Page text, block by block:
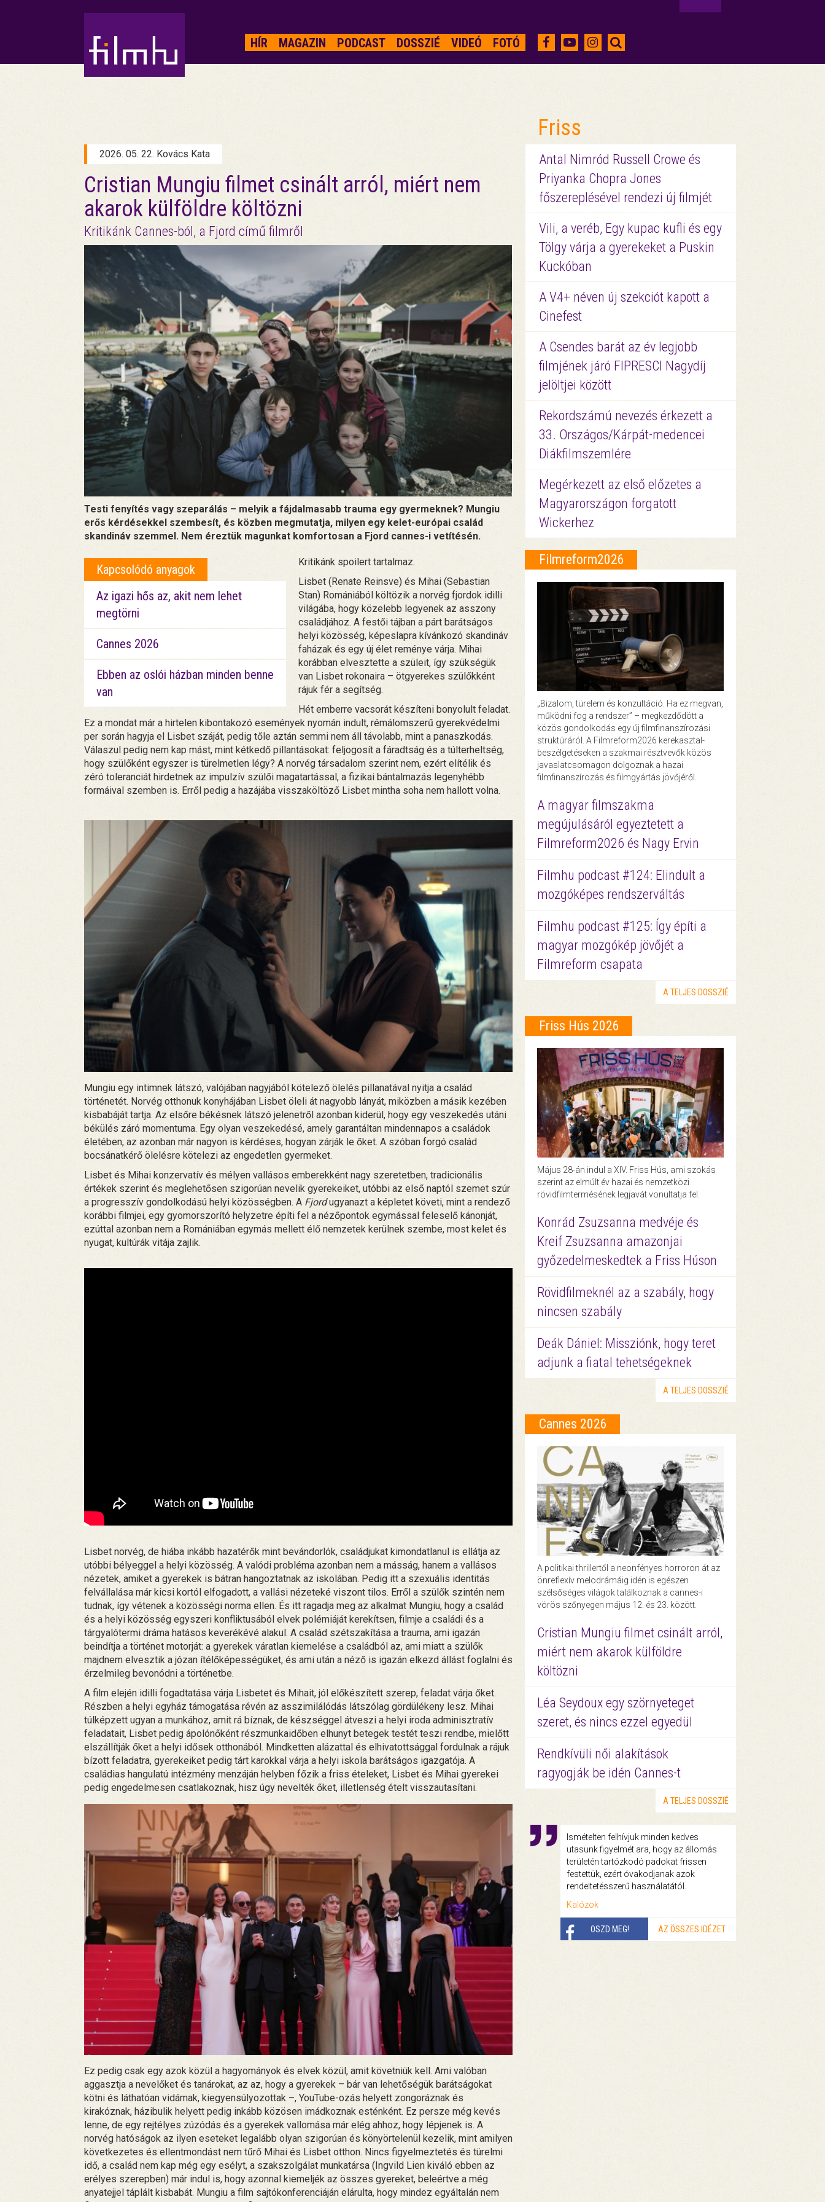
HÍR MAGAZIN PODCAST DOSSZIÉ VIDEÓ FOTÓ
2026. 05. 22. Kovács Kata
Cristian Mungiu filmet csinált arról, miért nem
akarok külföldre költözni
Kritikánk Cannes-ból, a Fjord című filmről
Testi fenyítés vagy szeparálás – melyik a fájdalmasabb trauma egy gyermeknek? Mungiu
erős kérdésekkel szembesít, és közben megmutatja, milyen egy kelet-európai család
skandináv szemmel. Nem éreztük magunkat komfortosan a Fjord cannes-i vetítésén.
Kapcsolódó anyagok
Az igazi hős az, akit nem lehet
megtörni
Cannes 2026
Ebben az oslói házban minden benne
van
Kritikánk spoilert tartalmaz.
Lisbet (Renate Reinsve) és Mihai (Sebastian
Stan) Romániából költözik a norvég fjordok idilli
világába, hogy közelebb legyenek az asszony
családjához. A festői tájban a párt barátságos
helyi közösség, képeslapra kívánkozó skandináv
faházak és egy új élet reménye várja. Mihai
korábban elvesztette a szüleit, így szükségük
van Lisbet rokonaira – ötgyerekes szülőkként
rájuk fér a segítség.
Hét emberre vacsorát készíteni bonyolult feladat.
Ez a mondat már a hirtelen kibontakozó események nyomán indult, rémálomszerű gyerekvédelmi
per során hagyja el Lisbet száját, pedig tőle aztán semmi nem áll távolabb, mint a panaszkodás.
Válaszul pedig nem kap mást, mint kétkedő pillantásokat: feljogosít a fáradtság és a túlterheltség,
hogy szülőként egyszer is türelmetlen légy? A norvég társadalom szerint nem, ezért elítélik és
zéró toleranciát hirdetnek az impulzív szülői magatartással, a fizikai bántalmazás legenyhébb
formáival szemben is. Erről pedig a hazájába visszaköltöző Lisbet mintha soha nem hallott volna.
Mungiu egy intimnek látszó, valójában nagyjából kötelező ölelés pillanatával nyitja a család
történetét. Norvég otthonuk konyhájában Lisbet öleli át nagyobb lányát, miközben a másik kezében
kisbabáját tartja. Az elsőre békésnek látszó jelenetről azonban kiderül, hogy egy veszekedés utáni
békülés záró momentuma. Egy olyan veszekedésé, amely garantáltan mindennapos a családok
életében, az azonban már nagyon is kérdéses, hogyan zárják le őket. A szóban forgó család
bocsánatkérő ölelésre kötelezi az engedetlen gyermeket.
Lisbet és Mihai konzervatív és mélyen vallásos emberekként nagy szeretetben, tradicionális
értékek szerint és meglehetősen szigorúan nevelik gyerekeiket, utóbbi az első naptól szemet szúr
a progresszív gondolkodású helyi közösségben. A Fjordugyanazt a képletet követi, mint a rendező
korábbi filmjei, egy gyomorszorító helyzetre építi fel a nézőpontok egymással feleselő kánonját,
ezúttal azonban nem a Romániában egymás mellett élő nemzetek kerülnek szembe, most kelet és
nyugat, kultúrák vitája zajlik.
Lisbet norvég, de hiába inkább hazatérők mint bevándorlók, családjukat kimondatlanul is ellátja az
utóbbi bélyeggel a helyi közösség. A valódi probléma azonban nem a másság, hanem a vallásos
nézetek, amiket a gyerekek is bátran hangoztatnak az iskolában. Pedig itt a szexuális identitás
felvállalása már kicsi kortól elfogadott, a vallási nézeteké viszont tilos. Erről a szülők szintén nem
tudnak, így vétenek a közösségi norma ellen. És itt ragadja meg az alkalmat Mungiu, hogy a család
és a helyi közösség egyszeri konfliktusából elvek polémiáját kerekítsen, filmje a családi és a
tárgyalótermi dráma hatásos keverékévé alakul. A család szétszakítása a trauma, ami igazán
beindítja a történet motorját: a gyerekek váratlan kiemelése a családból az, ami miatt a szülők
majdnem elvesztik a józan ítélőképességüket, és ami után a néző is igazán elkezd állást foglalni és
érzelmileg bevonódni a történetbe.
A film elején idilli fogadtatása várja Lisbetet és Mihait, jól előkészített szerep, feladat várja őket.
Részben a helyi egyház támogatása révén az asszimilálódás látszólag gördülékeny lesz. Mihai
túlképzett ugyan a munkához, amit rá bíznak, de készséggel átveszi a helyi iroda adminisztratív
feladatait, Lisbet pedig ápolónőként részmunkaidőben elhunyt betegek testét teszi rendbe, mielőtt
elszállítják őket a helyi idősek otthonából. Mindketten alázattal és elhivatottsággal fordulnak a rájuk
bízott feladatra, gyerekeiket pedig tárt karokkal várja a helyi iskola barátságos igazgatója. A
családias hangulatú intézmény menzáján helyben főzik a friss ételeket, Lisbet és Mihai gyerekei
pedig engedelmesen csatlakoznak, hisz úgy nevelték őket, illetlenség ételt visszautasítani.
Ez pedig csak egy azok közül a hagyományok és elvek közül, amit követniük kell. Ami valóban
aggasztja a nevelőket és tanárokat, az az, hogy a gyerekek – bár van lehetőségük barátságokat
kötni és láthatóan vidámak, kiegyensúlyozottak –, YouTube-ozás helyett zongoráznak és
kirakóznak, házibulik helyett pedig inkább közösen imádkoznak esténként. Ez persze még kevés
lenne, de egy rejtélyes zúzódás és a gyerekek vallomása már elég ahhoz, hogy lépjenek is. A
norvég hatóságok az ilyen eseteket legalább olyan szigorúan és könyörtelenül kezelik, mint amilyen
következetes és ellentmondást nem tűrő Mihai és Lisbet otthon. Nincs figyelmeztetés és türelmi
idő, a család nem kap még egy esélyt, a szakszolgálat munkatársa (Ingvild Lien kiváló ebben az
erélyes szerepben) már indul is, hogy azonnal kiemeljék az összes gyereket, beleértve a még
anyatejjel táplált kisbabát. Mungiu a film sajtókonferenciáján elárulta, hogy mindez egyáltalán nem
Friss
Antal Nimród Russell Crowe és
Priyanka Chopra Jones
főszereplésével rendezi új filmjét
Vili, a veréb, Egy kupac kufli és egy
Tölgy várja a gyerekeket a Puskin
Kuckóban
A V4+ néven új szekciót kapott a
Cinefest
A Csendes barát az év legjobb
filmjének járó FIPRESCI Nagydíj
jelöltjei között
Rekordszámú nevezés érkezett a
33. Országos/Kárpát-medencei
Diákfilmszemlére
Megérkezett az első előzetes a
Magyarországon forgatott
Wickerhez
Filmreform2026
„Bizalom, türelem és konzultáció. Ha ez megvan,
működni fog a rendszer” – megkezdődött a
közös gondolkodás egy új filmfinanszírozási
struktúráról. A Filmreform2026 kerekasztal-
beszélgetéseken a szakmai résztvevők közös
javaslatcsomagon dolgoznak a hazai
filmfinanszírozás és filmgyártás jövőjéről.
A magyar filmszakma
megújulásáról egyeztetett a
Filmreform2026 és Nagy Ervin
Filmhu podcast #124: Elindult a
mozgóképes rendszerváltás
Filmhu podcast #125: Így építi a
magyar mozgókép jövőjét a
Filmreform csapata
A TELJES DOSSZIÉ
Friss Hús 2026
Május 28-án indul a XIV. Friss Hús, ami szokás
szerint az elmúlt év hazai és nemzetközi
rövidfilmtermésének legjavát vonultatja fel.
Konrád Zsuzsanna medvéje és
Kreif Zsuzsanna amazonjai
győzedelmeskedtek a Friss Húson
Rövidfilmeknél az a szabály, hogy
nincsen szabály
Deák Dániel: Missziónk, hogy teret
adjunk a fiatal tehetségeknek
A TELJES DOSSZIÉ
Cannes 2026
A politikai thrillertől a neonfényes horroron át az
önreflexív melodrámáig idén is egészen
szélsőséges világok találkoznak a cannes-i
vörös szőnyegen május 12. és 23. között.
Cristian Mungiu filmet csinált arról,
miért nem akarok külföldre
költözni
Léa Seydoux egy szörnyeteget
szeret, és nincs ezzel egyedül
Rendkívüli női alakítások
ragyogják be idén Cannes-t
A TELJES DOSSZIÉ
Ismételten felhívjuk minden kedves
utasunk figyelmét ara, hogy az állomás
területén tartózkodó padokat frissen
festettük, ezért óvakodjanak azok
rendeltetésszerű használatától.
Kalózok
OSZD MEG! AZ ÖSSZES IDÉZET